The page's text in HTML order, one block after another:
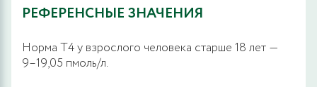
РЕФЕРЕНСНЫЕ ЗНАЧЕНИЯ
Норма Т4 у взрослого человека старше 18 лет ―
9–19,05 пмоль/л.